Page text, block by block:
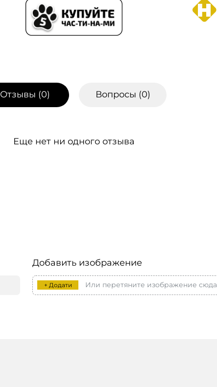
Отзывы (0) Вопросы (0)
Еще нет ни одного отзыва
Добавить изображение
+ Додати Или перетяните изображение сюда